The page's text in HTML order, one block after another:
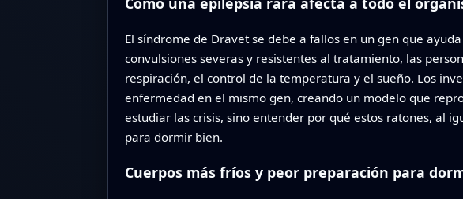
El síndrome de Dravet se debe a fallos en un gen que
convulsiones severas y resistentes al tratamiento, las
respiración, el control de la temperatura y el sueño. Los
enfermedad en el mismo gen, creando un modelo que
estudiar las crisis, sino entender por qué estos ratones, al
para dormir bien.
Cuerpos más fríos y peor preparación para